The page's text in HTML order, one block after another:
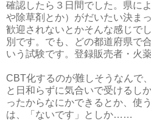
確認したら３日間でした。県に
や除草剤とか）がだいたい決ま
歓迎されないとかそんな感じで
別です。でも、どの都道府県で
いう試験です。登録販売者・火
CBT化するのが難しそうなんで
と日和らずに気合いで受けるし
ったからなにかできるとか、
は、「ないです」としか……